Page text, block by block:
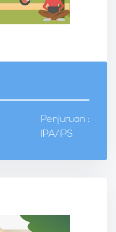
Penjuruan :
IPA/IPS